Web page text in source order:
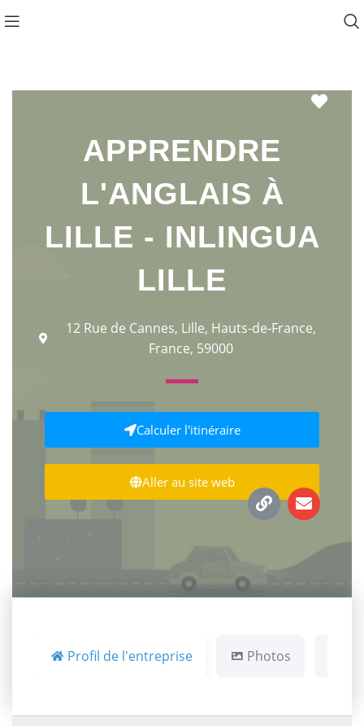
APPRENDRE
L'ANGLAIS À
LILLE - INLINGUA
LILLE
12 Rue de Cannes, Lille, Hauts-de-France,
France, 59000
Calculer l'itinéraire
Aller au site web
Profil de l'entreprise Photos